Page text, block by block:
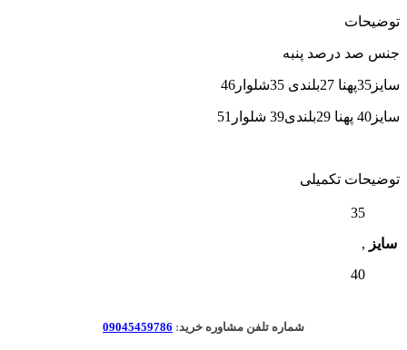
توضیحات
جنس صد درصد پنبه
سایز35پهنا 27بلندی 35شلوار46
سایز40 پهنا 29بلندی39 شلوار51
توضیحات تکمیلی
سایز
35
,
40
شماره تلفن مشاوره خرید:
09045459786